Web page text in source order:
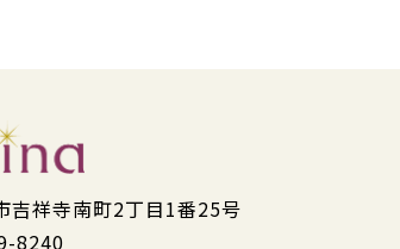
吉祥寺南町2丁目1番25号
8240